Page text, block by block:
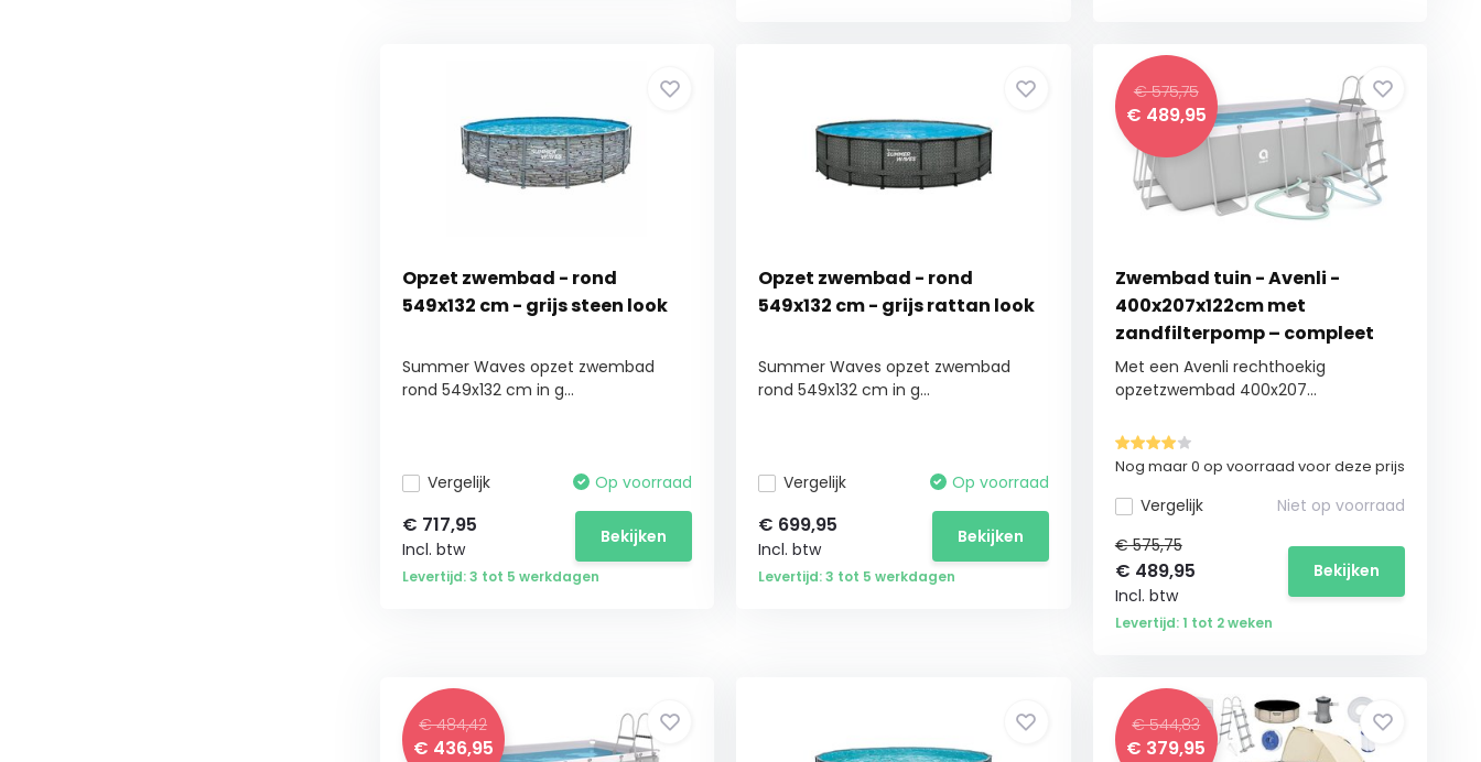
Opzet zwembad - rond
549x132 cm - grijs steen look
Summer Waves opzet zwembad
rond 549x132 cm in g...
Vergelijk Op voorraad
€ 717,95
Incl. btw
Bekijken
Levertijd: 3 tot 5 werkdagen
Opzet zwembad - rond
549x132 cm - grijs rattan look
Summer Waves opzet zwembad
rond 549x132 cm in g...
Vergelijk Op voorraad
€ 699,95
Incl. btw
Bekijken
Levertijd: 3 tot 5 werkdagen
€ 575,75
€ 489,95
Zwembad tuin - Avenli -
400x207x122cm met
zandfilterpomp – compleet
Met een Avenli rechthoekig
opzetzwembad 400x207...
Nog maar 0 op voorraad voor deze prijs
Vergelijk
Niet op voorraad
€ 575,75
€ 489,95
Incl. btw
Bekijken
Levertijd: 1 tot 2 weken
€ 484,42
€ 436,95
€ 544,83
€ 379,95